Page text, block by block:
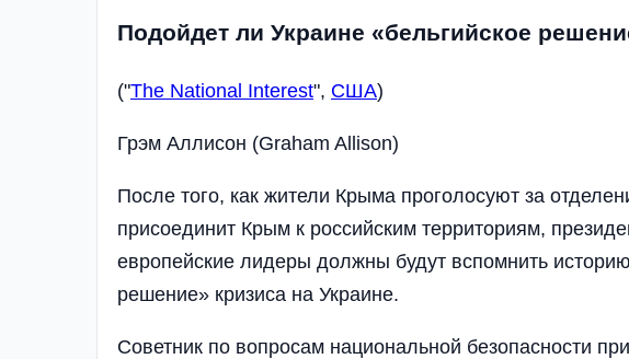
Подойдет ли Украине «бельгийское
("The National Interest", США)
Грэм Аллисон (Graham Allison)
После того, как жители Крыма проголосуют за
присоединит Крым к российским территориям,
европейские лидеры должны будут вспомнить
решение» кризиса на Украине.
Советник по вопросам национальной безопасности